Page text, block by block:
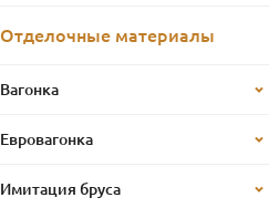
Отделочные материалы
Вагонка
Евровагонка
Имитация бруса